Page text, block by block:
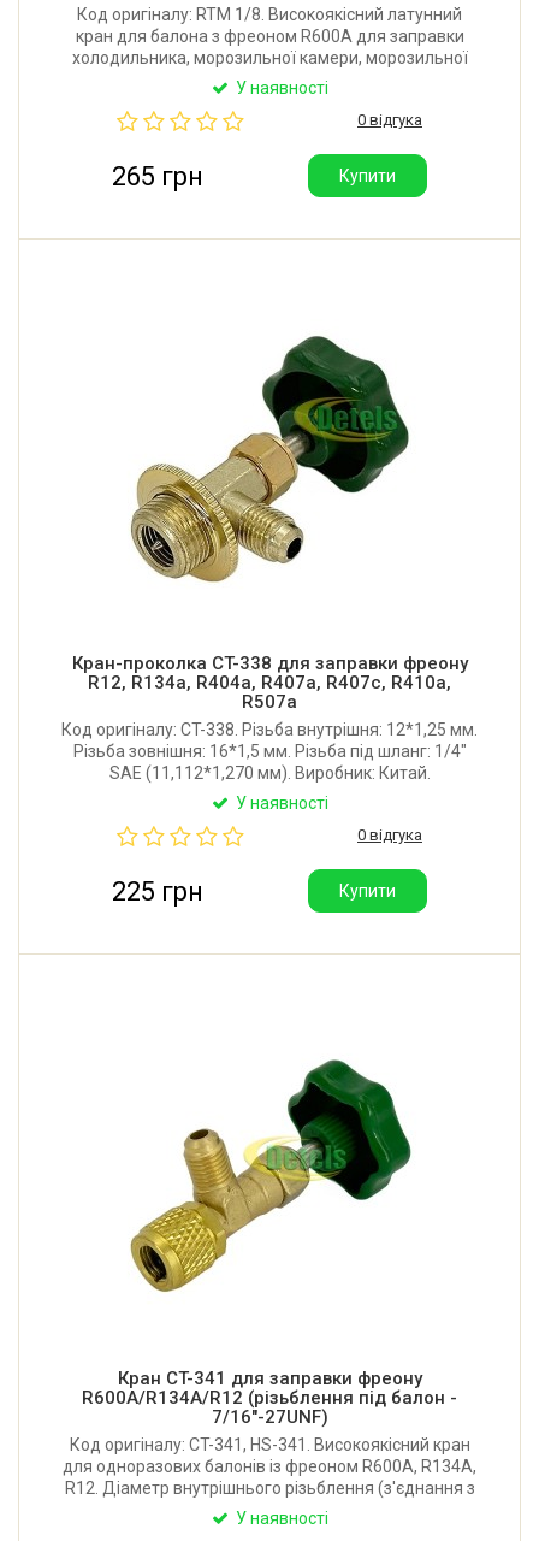
Код оригіналу: RTM 1/8. Високоякісний латунний
кран для балона з фреоном R600A для заправки
холодильника, морозильної камери, морозильної
скрині. Діаметр вихідного отвору: 1/8 дюйми.
У наявності
0 відгука
265 грн Купити
Кран-проколка CT-338 для заправки фреону
R12, R134a, R404a, R407a, R407c, R410a,
R507a
Код оригіналу: CT-338. Різьба внутрішня: 12*1,25 мм.
Різьба зовнішня: 16*1,5 мм. Різьба під шланг: 1/4"
SAE (11,112*1,270 мм). Виробник: Китай.
У наявності
0 відгука
225 грн Купити
Кран CT-341 для заправки фреону
R600A/R134A/R12 (різьблення під балон -
7/16"-27UNF)
Код оригіналу: CT-341, HS-341. Високоякісний кран
для одноразових балонів із фреоном R600A, R134A,
R12. Діаметр внутрішнього різьблення (з'єднання з
балоном): 7/16"-27UNF. Діаметр зовнішнього
У наявності